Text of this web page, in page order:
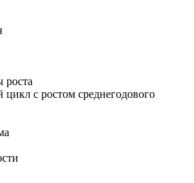
роста
с ростом среднегодового